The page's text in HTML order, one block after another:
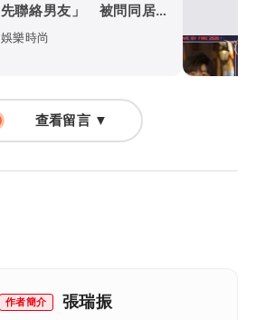
先聯絡男友」 被問同居經
驗妙回1句話
娛樂時尚
查看留言 ▼
作者簡介 張瑞振